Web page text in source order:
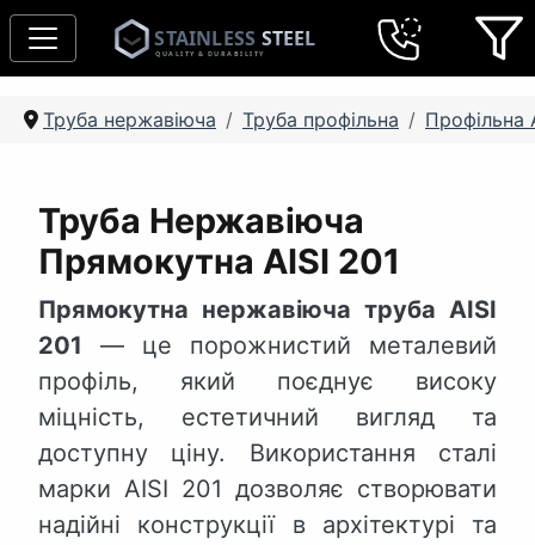
Труба нержавіюча Труба профільна Профільна
Труба Нержавіюча
Прямокутна AISI 201
Прямокутна нержавіюча труба AISI
201 — це порожнистий металевий
профіль, який поєднує високу
міцність, естетичний вигляд та
доступну ціну. Використання сталі
марки AISI 201 дозволяє створювати
надійні конструкції в архітектурі та